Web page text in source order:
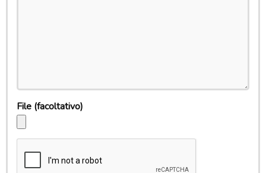
File (facoltativo)